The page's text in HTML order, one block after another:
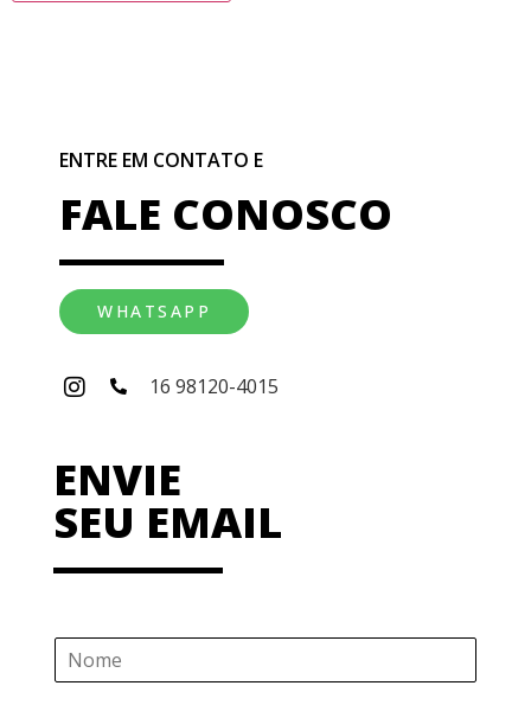
ENTRE EM CONTATO E
FALE CONOSCO
WHATSAPP
16 98120-4015
ENVIE
SEU EMAIL
N